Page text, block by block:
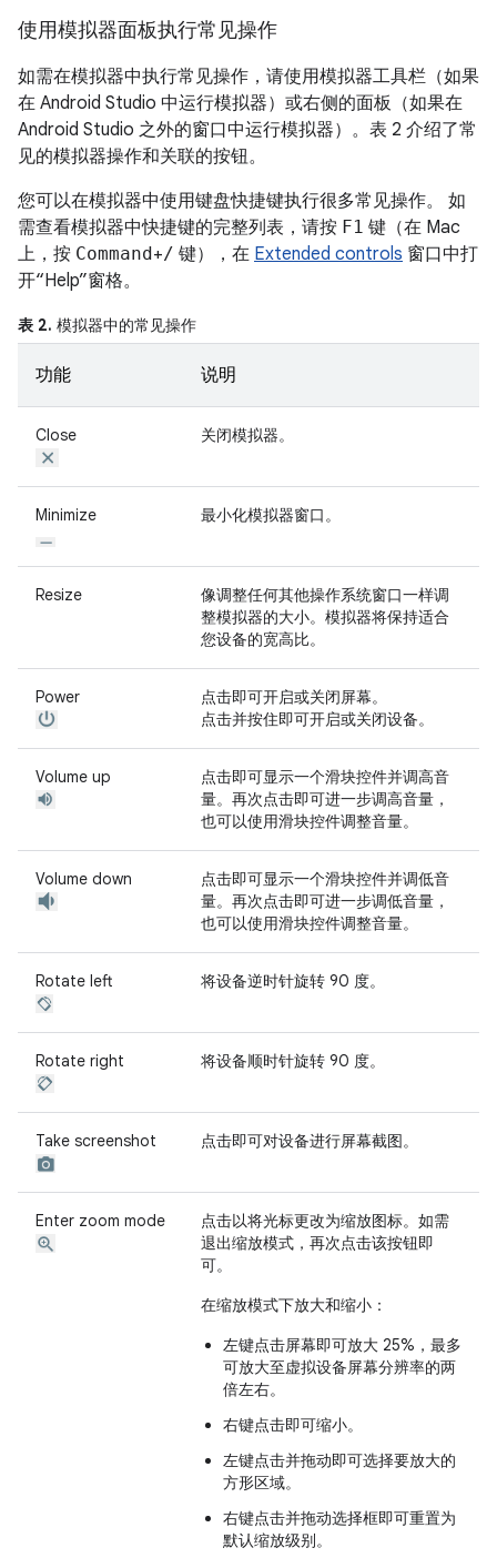
使用模拟器面板执行常见操作
如需在模拟器中执行常见操作，请使用模拟器工具栏（如果
在 Android Studio 中运行模拟器）或右侧的面板（如果在
Android Studio 之外的窗口中运行模拟器）。表 2 介绍了常
见的模拟器操作和关联的按钮。
您可以在模拟器中使用键盘快捷键执行很多常见操作。 如
需查看模拟器中快捷键的完整列表，请按 F1 键（在 Mac
上，按 Command+/ 键），在 Extended controls 窗口中打
开“Help”窗格。
表 2. 模拟器中的常见操作
功能 说明
Close 关闭模拟器。
Minimize 最小化模拟器窗口。
Resize
像调整任何其他操作系统窗口一样调
整模拟器的大小。模拟器将保持适合
您设备的宽高比。
Power
点击即可开启或关闭屏幕。
点击并按住即可开启或关闭设备。
Volume up
点击即可显示一个滑块控件并调高音
量。再次点击即可进一步调高音量，
也可以使用滑块控件调整音量。
Volume down
点击即可显示一个滑块控件并调低音
量。再次点击即可进一步调低音量，
也可以使用滑块控件调整音量。
Rotate left 将设备逆时针旋转 90 度。
Rotate right 将设备顺时针旋转 90 度。
Take screenshot 点击即可对设备进行屏幕截图。
Enter zoom mode
点击以将光标更改为缩放图标。如需
退出缩放模式，再次点击该按钮即
可。
在缩放模式下放大和缩小：
左键点击屏幕即可放大 25%，最多
可放大至虚拟设备屏幕分辨率的两
倍左右。
右键点击即可缩小。
左键点击并拖动即可选择要放大的
方形区域。
右键点击并拖动选择框即可重置为
默认缩放级别。